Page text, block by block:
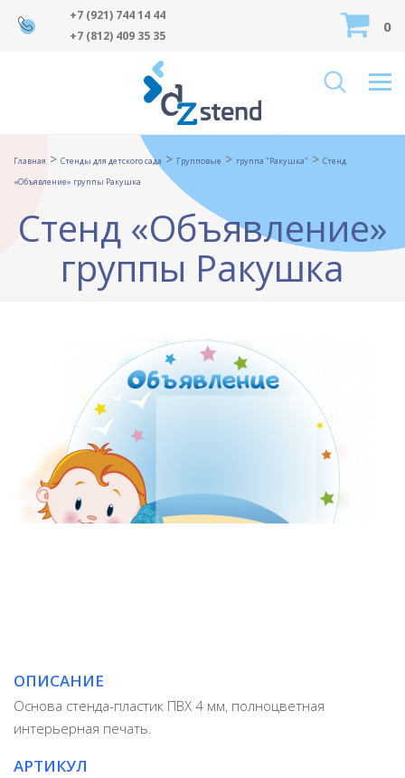
+7 (921) 744 14 44
+7 (812) 409 35 35
0
Главная > Стенды для детского сада > Групповые > группа "Ракушка" > Стенд
«Объявление» группы Ракушка
Стенд «Объявление»
группы Ракушка
ОПИСАНИЕ
Основа стенда-пластик ПВХ 4 мм, полноцветная
интерьерная печать.
АРТИКУЛ